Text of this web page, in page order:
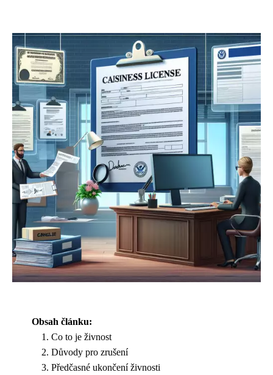
Obsah článku:
Co to je živnost
Důvody pro zrušení
Předčasné ukončení živnosti